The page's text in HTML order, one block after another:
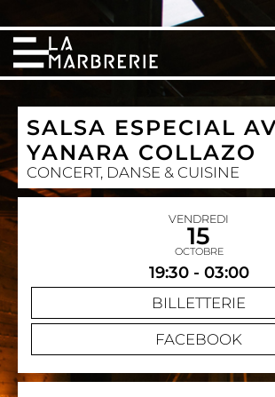
SALSA ESPECIAL
YANARA COLLAZO
CONCERT, DANSE & CUISINE
VENDREDI
15
OCTOBRE
19:30 - 03:00
BILLETTERIE
FACEBOOK